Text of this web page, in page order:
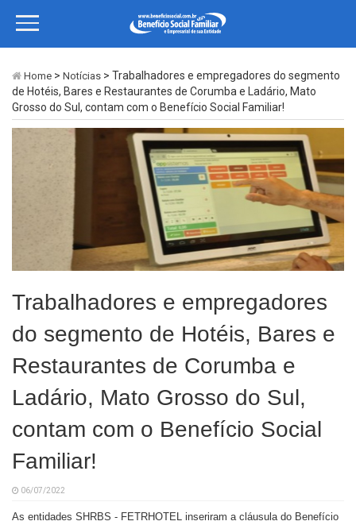
Home > Notícias > Trabalhadores e empregadores do segmento
de Hotéis, Bares e Restaurantes de Corumba e Ladário, Mato
Grosso do Sul, contam com o Benefício Social Familiar!
Trabalhadores e empregadores
do segmento de Hotéis, Bares e
Restaurantes de Corumba e
Ladário, Mato Grosso do Sul,
contam com o Benefício Social
Familiar!
06/07/2022
As entidades SHRBS - FETRHOTEL inseriram a cláusula do Benefício